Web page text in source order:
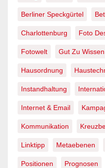
Berliner Speckgürtel
Charlottenburg Foto
Fotowelt Gut Zu Wissen
Hausordnung
Instandhaltung
Internet & Email
Kommunikation
Linktipp Metaebenen
Positionen Prognosen